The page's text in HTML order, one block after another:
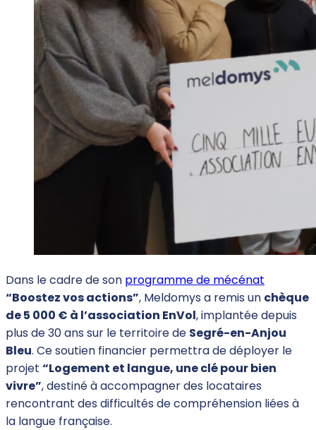
Dans le cadre de son programme de mécénat
“Boostez vos actions”, Meldomys a remis un chèque
de 5 000 € à l’association EnVol, implantée depuis
plus de 30 ans sur le territoire de Segré-en-Anjou
Bleu. Ce soutien financier permettra de déployer le
projet “Logement et langue, une clé pour bien
vivre”, destiné à accompagner des locataires
rencontrant des difficultés de compréhension liées à
la langue française.